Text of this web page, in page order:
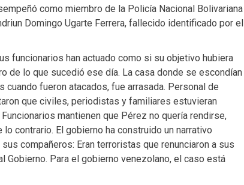
como miembro de la Policía Nacional Bolivariana
Domingo Ugarte Ferrera, fallecido identificado por el
funcionarios han actuado como si su objetivo hubiera
de lo que sucedió ese día. La casa donde se escondían
fueron atacados, fue arrasada. Personal de
que civiles, periodistas y familiares estuvieran
mantienen que Pérez no quería rendirse,
contrario. El gobierno ha construido un narrativo
compañeros: Eran terroristas que renunciaron a sus
Gobierno. Para el gobierno venezolano, el caso está